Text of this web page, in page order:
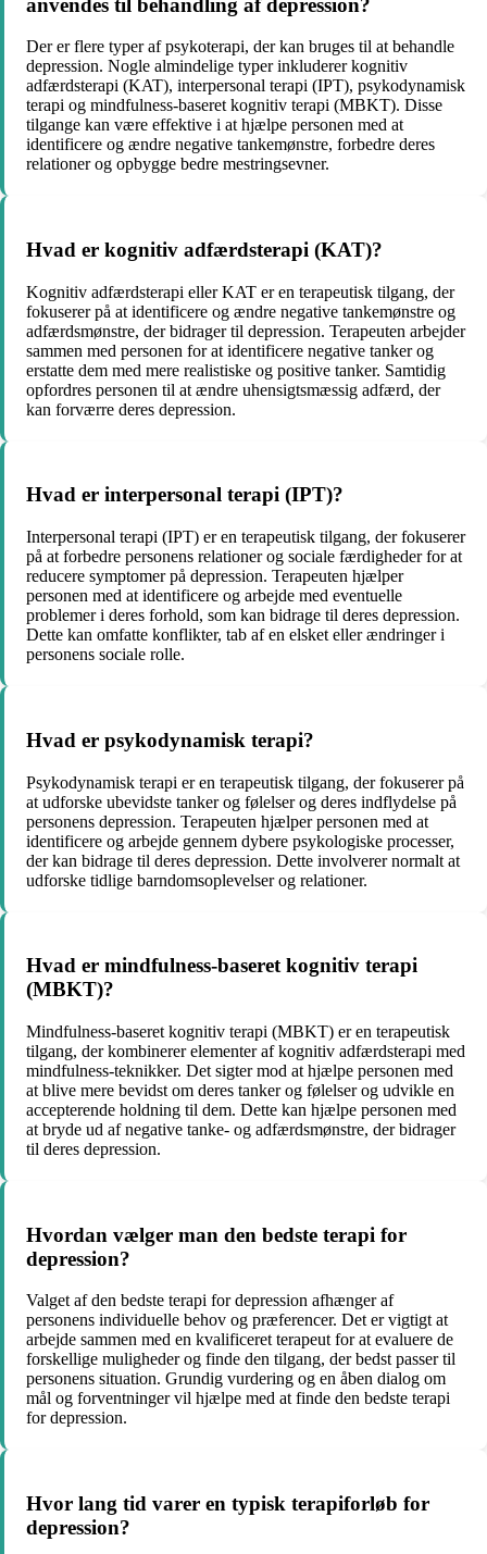
Der er flere typer af psykoterapi, der kan bruges til at behandle
depression. Nogle almindelige typer inkluderer kognitiv
adfærdsterapi (KAT), interpersonal terapi (IPT), psykodynamisk
terapi og mindfulness-baseret kognitiv terapi (MBKT). Disse
tilgange kan være effektive i at hjælpe personen med at
identificere og ændre negative tankemønstre, forbedre deres
relationer og opbygge bedre mestringsevner.
Hvad er kognitiv adfærdsterapi (KAT)?
Kognitiv adfærdsterapi eller KAT er en terapeutisk tilgang, der
fokuserer på at identificere og ændre negative tankemønstre og
adfærdsmønstre, der bidrager til depression. Terapeuten arbejder
sammen med personen for at identificere negative tanker og
erstatte dem med mere realistiske og positive tanker. Samtidig
opfordres personen til at ændre uhensigtsmæssig adfærd, der
kan forværre deres depression.
Hvad er interpersonal terapi (IPT)?
Interpersonal terapi (IPT) er en terapeutisk tilgang, der fokuserer
på at forbedre personens relationer og sociale færdigheder for at
reducere symptomer på depression. Terapeuten hjælper
personen med at identificere og arbejde med eventuelle
problemer i deres forhold, som kan bidrage til deres depression.
Dette kan omfatte konflikter, tab af en elsket eller ændringer i
personens sociale rolle.
Hvad er psykodynamisk terapi?
Psykodynamisk terapi er en terapeutisk tilgang, der fokuserer på
at udforske ubevidste tanker og følelser og deres indflydelse på
personens depression. Terapeuten hjælper personen med at
identificere og arbejde gennem dybere psykologiske processer,
der kan bidrage til deres depression. Dette involverer normalt at
udforske tidlige barndomsoplevelser og relationer.
Hvad er mindfulness-baseret kognitiv terapi
(MBKT)?
Mindfulness-baseret kognitiv terapi (MBKT) er en terapeutisk
tilgang, der kombinerer elementer af kognitiv adfærdsterapi med
mindfulness-teknikker. Det sigter mod at hjælpe personen med
at blive mere bevidst om deres tanker og følelser og udvikle en
accepterende holdning til dem. Dette kan hjælpe personen med
at bryde ud af negative tanke- og adfærdsmønstre, der bidrager
til deres depression.
Hvordan vælger man den bedste terapi for
depression?
Valget af den bedste terapi for depression afhænger af
personens individuelle behov og præferencer. Det er vigtigt at
arbejde sammen med en kvalificeret terapeut for at evaluere de
forskellige muligheder og finde den tilgang, der bedst passer til
personens situation. Grundig vurdering og en åben dialog om
mål og forventninger vil hjælpe med at finde den bedste terapi
for depression.
Hvor lang tid varer en typisk terapiforløb for
depression?